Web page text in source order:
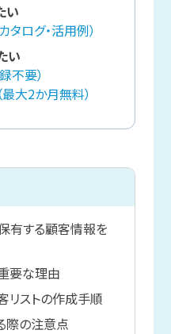
い
タログ・活用例）
い
不要）
大2か月無料）
有する顧客情報を
要な理由
リストの作成手順
際の注意点